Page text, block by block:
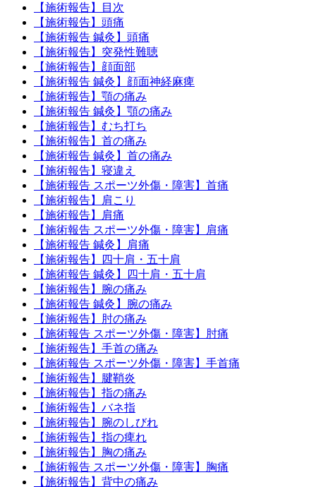
【施術報告】目次
【施術報告】頭痛
【施術報告 鍼灸】頭痛
【施術報告】突発性難聴
【施術報告】顔面部
【施術報告 鍼灸】顔面神経麻痺
【施術報告】顎の痛み
【施術報告 鍼灸】顎の痛み
【施術報告】むち打ち
【施術報告】首の痛み
【施術報告 鍼灸】首の痛み
【施術報告】寝違え
【施術報告 スポーツ外傷・障害】首痛
【施術報告】肩こり
【施術報告】肩痛
【施術報告 スポーツ外傷・障害】肩痛
【施術報告 鍼灸】肩痛
【施術報告】四十肩・五十肩
【施術報告 鍼灸】四十肩・五十肩
【施術報告】腕の痛み
【施術報告 鍼灸】腕の痛み
【施術報告】肘の痛み
【施術報告 スポーツ外傷・障害】肘痛
【施術報告】手首の痛み
【施術報告 スポーツ外傷・障害】手首痛
【施術報告】腱鞘炎
【施術報告】指の痛み
【施術報告】バネ指
【施術報告】腕のしびれ
【施術報告】指の痺れ
【施術報告】胸の痛み
【施術報告 スポーツ外傷・障害】胸痛
【施術報告】背中の痛み